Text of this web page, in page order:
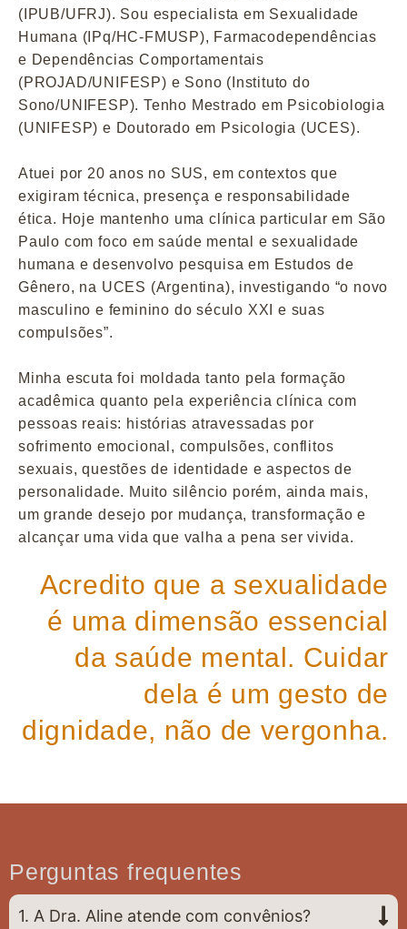
(IPUB/UFRJ). Sou especialista em Sexualidade
Humana (IPq/HC-FMUSP), Farmacodependências
e Dependências Comportamentais
(PROJAD/UNIFESP) e Sono (Instituto do
Sono/UNIFESP). Tenho Mestrado em Psicobiologia
(UNIFESP) e Doutorado em Psicologia (UCES).
Atuei por 20 anos no SUS, em contextos que
exigiram técnica, presença e responsabilidade
ética. Hoje mantenho uma clínica particular em São
Paulo com foco em saúde mental e sexualidade
humana e desenvolvo pesquisa em Estudos de
Gênero, na UCES (Argentina), investigando “o novo
masculino e feminino do século XXI e suas
compulsões”.
Minha escuta foi moldada tanto pela formação
acadêmica quanto pela experiência clínica com
pessoas reais: histórias atravessadas por
sofrimento emocional, compulsões, conflitos
sexuais, questões de identidade e aspectos de
personalidade. Muito silêncio porém, ainda mais,
um grande desejo por mudança, transformação e
alcançar uma vida que valha a pena ser vivida.
Acredito que a sexualidade
é uma dimensão essencial
da saúde mental. Cuidar
dela é um gesto de
dignidade, não de vergonha.
Perguntas frequentes
1. A Dra. Aline atende com convênios?